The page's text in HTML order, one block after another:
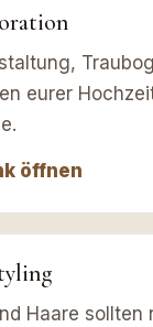
eurer
öffnen
Haare sollten